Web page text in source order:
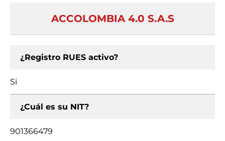
ACCOLOMBIA 4.0 S.A.S
¿Registro RUES activo?
Si
¿Cuál es su NIT?
901366479